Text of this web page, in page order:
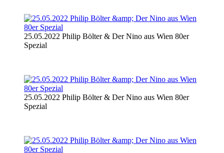
25.05.2022 Philip Bölter & Der Nino aus Wien 80er
Spezial
25.05.2022 Philip Bölter & Der Nino aus Wien 80er
Spezial